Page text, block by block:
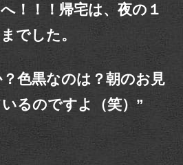
！！！帰宅は、夜の１
でした。
色黒なのは？朝のお見
るのですよ（笑）”